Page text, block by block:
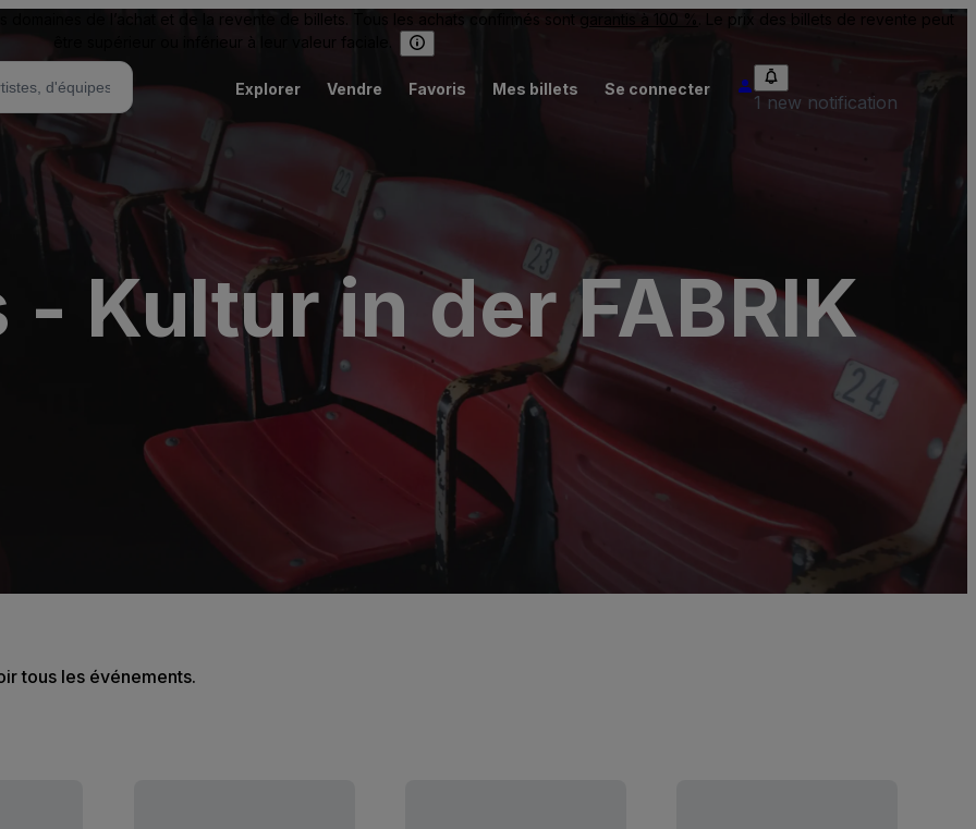
domaines de l’achat et de la revente de billets. Tous les achats confirmés sont garantis à 100 %
. Le prix des billets de revente peut
être supérieur ou inférieur à leur valeur faciale.
Explorer Vendre Favoris Mes billets Se connecter
1 new notification
Kultur in der FABRIK
tous les événements.